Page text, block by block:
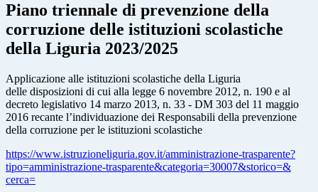
Piano triennale di prevenzione della
corruzione delle istituzioni scolastiche
della Liguria 2023/2025
Applicazione alle istituzioni scolastiche della Liguria
delle disposizioni di cui alla legge 6 novembre 2012, n. 190 e al
decreto legislativo 14 marzo 2013, n. 33 - DM 303 del 11 maggio
2016 recante l’individuazione dei Responsabili della prevenzione
della corruzione per le istituzioni scolastiche
https://www.istruzioneliguria.gov.it/amministrazione-trasparente?
tipo=amministrazione-trasparente&categoria=30007&storico=&
cerca=